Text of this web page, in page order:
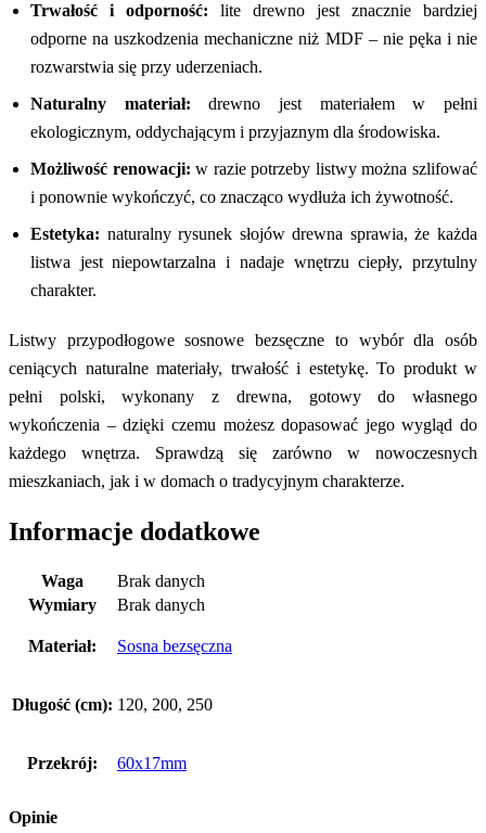
Trwałość i odporność: lite drewno jest znacznie bardziej
odporne na uszkodzenia mechaniczne niż MDF – nie pęka i nie
rozwarstwia się przy uderzeniach.
Naturalny materiał: drewno jest materiałem w pełni
ekologicznym, oddychającym i przyjaznym dla środowiska.
Możliwość renowacji: w razie potrzeby listwy można szlifować
i ponownie wykończyć, co znacząco wydłuża ich żywotność.
Estetyka: naturalny rysunek słojów drewna sprawia, że każda
listwa jest niepowtarzalna i nadaje wnętrzu ciepły, przytulny
charakter.
Listwy przypodłogowe sosnowe bezsęczne to wybór dla osób
ceniących naturalne materiały, trwałość i estetykę. To produkt w
pełni polski, wykonany z drewna, gotowy do własnego
wykończenia – dzięki czemu możesz dopasować jego wygląd do
każdego wnętrza. Sprawdzą się zarówno w nowoczesnych
mieszkaniach, jak i w domach o tradycyjnym charakterze.
Informacje dodatkowe
Waga
Brak danych
Wymiary
Brak danych
Materiał: Sosna bezsęczna
Długość (cm): 120, 200, 250
Przekrój: 60x17mm
Opinie